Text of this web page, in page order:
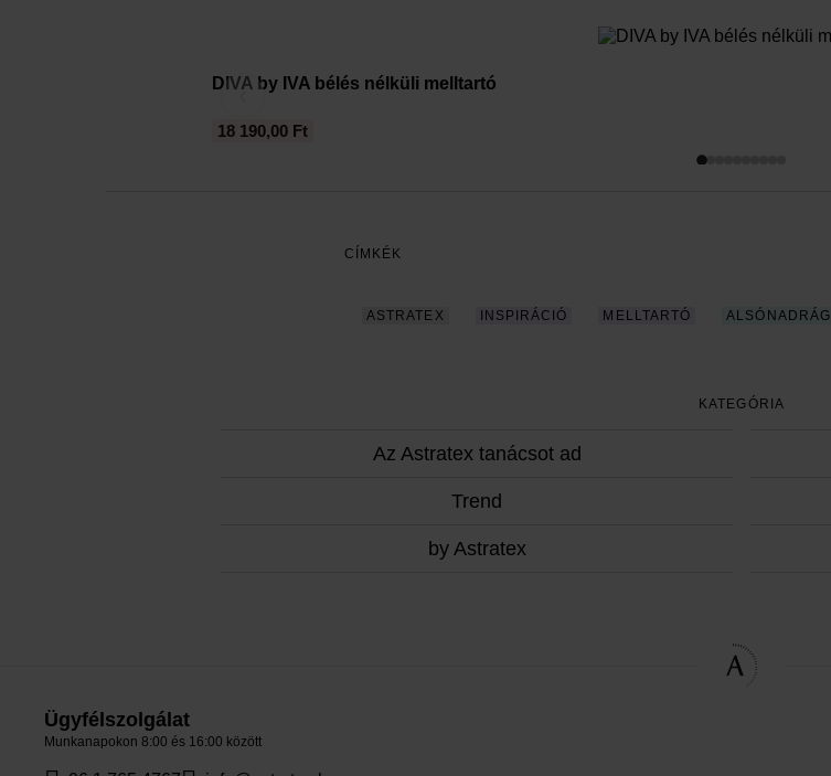
‹
DIVA by IVA bélés nélküli melltartó
18 190,00 Ft
CÍMKÉK
ASTRATEX INSPIRÁCIÓ MELLTARTÓ ALSÓNADRÁG
KATEGÓRIA
Az Astratex tanácsot ad
Trend
by Astratex
Ügyfélszolgálat
Munkanapokon 8:00 és 16:00 között